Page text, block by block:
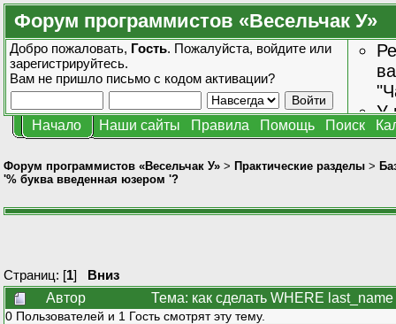
Форум программистов «Весельчак У»
Добро пожаловать, Гость. Пожалуйста, войдите или
зарегистрируйтесь.
Вам не пришло письмо с кодом активации?
У
Начало Наши сайты Правила Помощь Поиск
Форум программистов «Весельчак У» > Практические разделы >
'% буква введенная юзером '?
Страниц: [1] Вниз
Автор
Тема: как сделать WHERE
0 Пользователей и 1 Гость смотрят эту тему.